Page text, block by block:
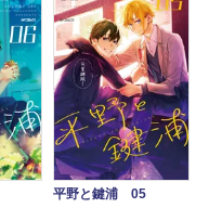
平野と鍵浦 05